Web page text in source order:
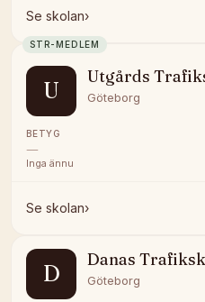
Se skolan›
STR-MEDLEM
U
Utgårds
Göteborg
BETYG
—
Inga ännu
Se skolan›
D
Danas
Göteborg